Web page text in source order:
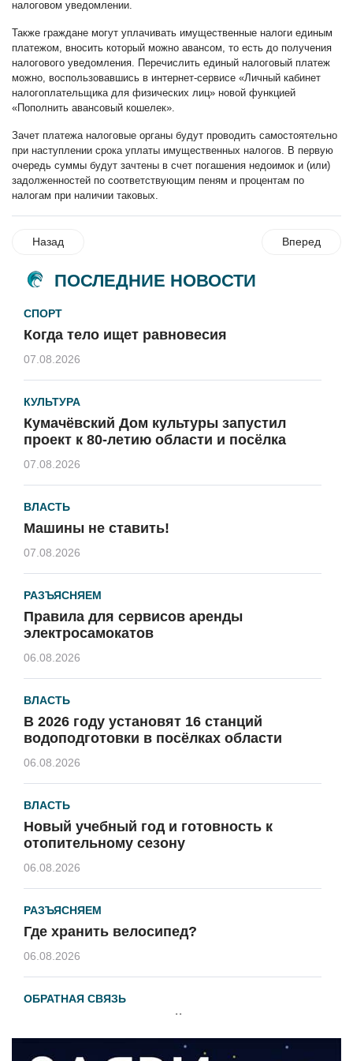
налоговом уведомлении.
Также граждане могут уплачивать имущественные налоги единым
платежом, вносить который можно авансом, то есть до получения
налогового уведомления. Перечислить единый налоговый платеж
можно, воспользовавшись в интернет-сервисе «Личный кабинет
налогоплательщика для физических лиц» новой функцией
«Пополнить авансовый кошелек».
Зачет платежа налоговые органы будут проводить самостоятельно
при наступлении срока уплаты имущественных налогов. В первую
очередь суммы будут зачтены в счет погашения недоимок и (или)
задолженностей по соответствующим пеням и процентам по
налогам при наличии таковых.
Назад Вперед
ПОСЛЕДНИЕ НОВОСТИ
СПОРТ
Когда тело ищет равновесия
07.08.2026
КУЛЬТУРА
Кумачёвский Дом культуры запустил
проект к 80-летию области и посёлка
07.08.2026
ВЛАСТЬ
Машины не ставить!
07.08.2026
РАЗЪЯСНЯЕМ
Правила для сервисов аренды
электросамокатов
06.08.2026
ВЛАСТЬ
В 2026 году установят 16 станций
водоподготовки в посёлках области
06.08.2026
ВЛАСТЬ
Новый учебный год и готовность к
отопительному сезону
06.08.2026
РАЗЪЯСНЯЕМ
Где хранить велосипед?
06.08.2026
ОБРАТНАЯ СВЯЗЬ
Администрация онлайн